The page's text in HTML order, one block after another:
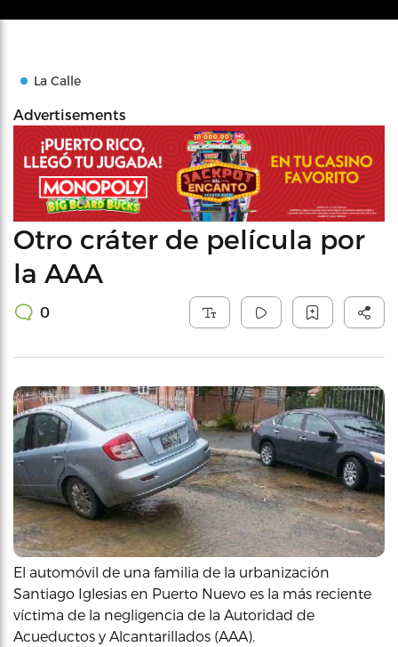
La Calle
Advertisements
Otro cráter de película por
la AAA
0
El automóvil de una familia de la urbanización
Santiago Iglesias en Puerto Nuevo es la más reciente
víctima de la negligencia de la Autoridad de
Acueductos y Alcantarillados (AAA).